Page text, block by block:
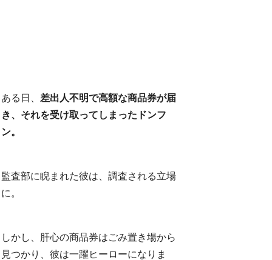
ある日、 差出人不明で高額な商品券が届
き、それを受け取ってしまったドンフ
ン。
監査部に睨まれた彼は、調査される立場
に。
しかし、肝心の商品券はごみ置き場から
見つかり、彼は一躍ヒーローになりま